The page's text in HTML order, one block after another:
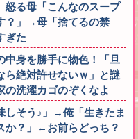
怒る母「こんなのスープ
？」→母「捨てるの禁
ぎた
中身を勝手に物色！「旦
ら絶対許せないｗ」と謎
洗濯カゴのぞくなよ
しそう♪」→俺「生きたま
か？」←お前らどっち？